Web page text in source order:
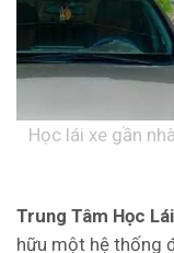
Học lái xe gần
Trung Tâm Học
hữu một hệ thống